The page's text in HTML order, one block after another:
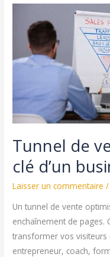
deux
expertises
complémentaires
de
l’industrie
Tunnel de
clé d’un
Laisser un commentaire
Un tunnel de vente
enchaînement de pages.
transformer vos visiteurs
entrepreneur, coach,